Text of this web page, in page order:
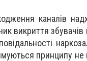
каналів
викриття збувачів
принципу не